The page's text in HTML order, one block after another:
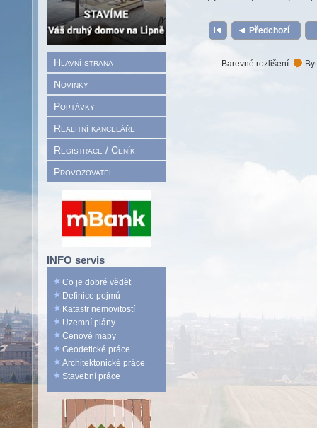
Hlavní strana
Novinky
Poptávky
Realitní kanceláře
Registrace / Ceník
Provozovatel
INFO servis
Co je dobré vědět
Definice pojmů
Katastr nemovitostí
Územní plány
Cenové mapy
Geodetické práce
Architektonické práce
Stavební práce
Předchozí
Barevné rozlišení: